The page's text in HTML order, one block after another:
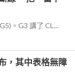
。G3 講了 CL...
，其中表格無障